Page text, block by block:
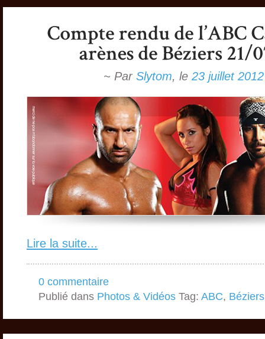
~ Par Slytom, le 23 juillet 2012
Lire la suite...
0 commentaire
Publié dans Photos & Vidéos Tag: ABC, Béziers